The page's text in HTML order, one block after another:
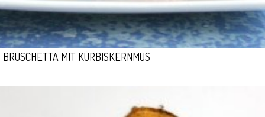
BRUSCHETTA MIT KÜRBISKERNMUS